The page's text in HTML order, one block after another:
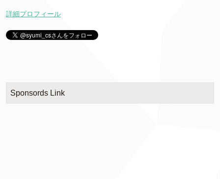
詳細プロフィール
Sponsords Link